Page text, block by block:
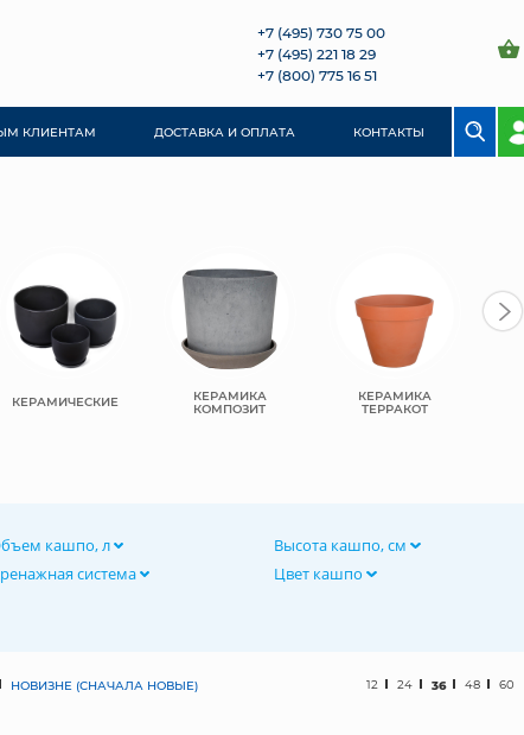
+7 (495) 730 75 00
+7 (495) 221 18 29
+7 (800) 775 16 51
КЛИЕНТАМ ДОСТАВКА И ОПЛАТА КОНТАКТЫ
КЕРАМИЧЕСКИЕ КЕРАМИКА
КОМПОЗИТ
КЕРАМИКА
ТЕРРАКОТ
кашпо, л
Высота кашпо, см
система Цвет кашпо
НОВИЗНЕ (СНАЧАЛА НОВЫЕ) 12 24 36 48 60